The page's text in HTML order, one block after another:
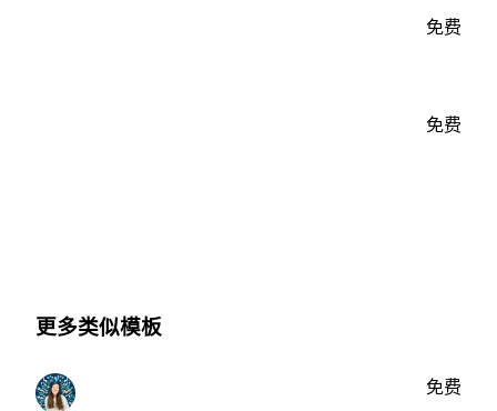
免费
免费
更多类似模板
免费